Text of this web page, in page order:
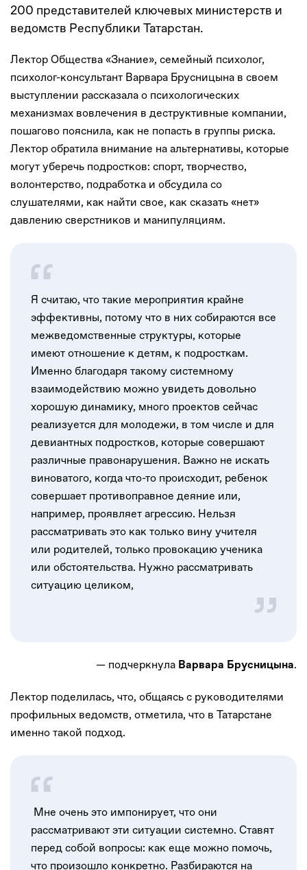
200 представителей ключевых министерств и
ведомств Республики Татарстан.
Лектор Общества «Знание», семейный психолог,
психолог-консультант Варвара Брусницына в своем
выступлении рассказала о психологических
механизмах вовлечения в деструктивные компании,
пошагово пояснила, как не попасть в группы риска.
Лектор обратила внимание на альтернативы, которые
могут уберечь подростков: спорт, творчество,
волонтерство, подработка и обсудила со
слушателями, как найти свое, как сказать «нет»
давлению сверстников и манипуляциям.
Я считаю, что такие мероприятия крайне
эффективны, потому что в них собираются все
межведомственные структуры, которые
имеют отношение к детям, к подросткам.
Именно благодаря такому системному
взаимодействию можно увидеть довольно
хорошую динамику, много проектов сейчас
реализуется для молодежи, в том числе и для
девиантных подростков, которые совершают
различные правонарушения. Важно не искать
виноватого, когда что-то происходит, ребенок
совершает противоправное деяние или,
например, проявляет агрессию. Нельзя
рассматривать это как только вину учителя
или родителей, только провокацию ученика
или обстоятельства. Нужно рассматривать
ситуацию целиком,
— подчеркнула Варвара Брусницына.
Лектор поделилась, что, общаясь с руководителями
профильных ведомств, отметила, что в Татарстане
именно такой подход.
Мне очень это импонирует, что они
рассматривают эти ситуации системно. Ставят
перед собой вопросы: как еще можно помочь,
что произошло конкретно. Разбираются на